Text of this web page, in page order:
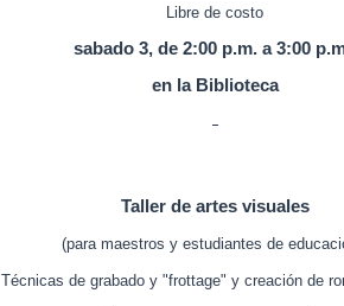
Libre de costo
sabado 3, de 2:00 p.m. a 3:00
en la Biblioteca
Taller de artes visuales
(para maestros y estudiantes de
Técnicas de grabado y "frottage" y creación de